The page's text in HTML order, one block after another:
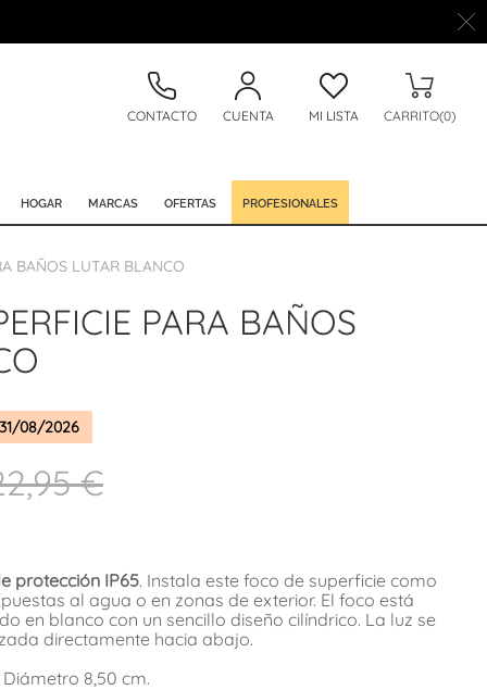
CONTACTO CUENTA MI LISTA CARRITO(0)
HOGAR MARCAS OFERTAS PROFESIONALES
BAÑOS LUTAR BLANCO
PARA BAÑOS
31/08/2026
€
protección IP65. Instala este foco de superficie como
al agua o en zonas de exterior. El foco está
en blanco con un sencillo diseño cilíndrico. La luz se
directamente hacia abajo.
Diámetro 8,50 cm.